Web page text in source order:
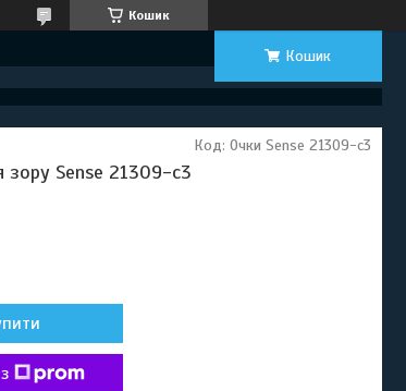
Кошик
Кошик
зору Sense 21309-c3
Код: Очки Sense 21309-c3